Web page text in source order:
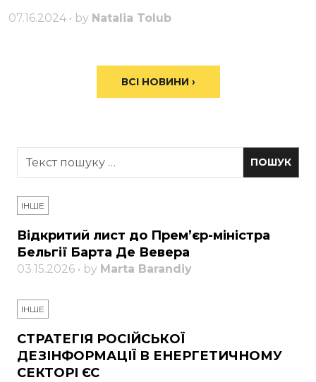
07.16.2024 • by Natalia Tolub
ВСІ НОВИНИ ›
ІНШЕ
Відкритий лист до Прем’єр-міністра
Бельгії Барта Де Вевера
03.15.2026 • by Marta Barandiy
ІНШЕ
СТРАТЕГІЯ РОСІЙСЬКОЇ
ДЕЗІНФОРМАЦІЇ В ЕНЕРГЕТИЧНОМУ
СЕКТОРІ ЄС